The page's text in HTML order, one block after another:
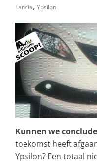
Lancia, Ypsilon
Kunnen we
toekomst heeft
Ypsilon? Een totaal